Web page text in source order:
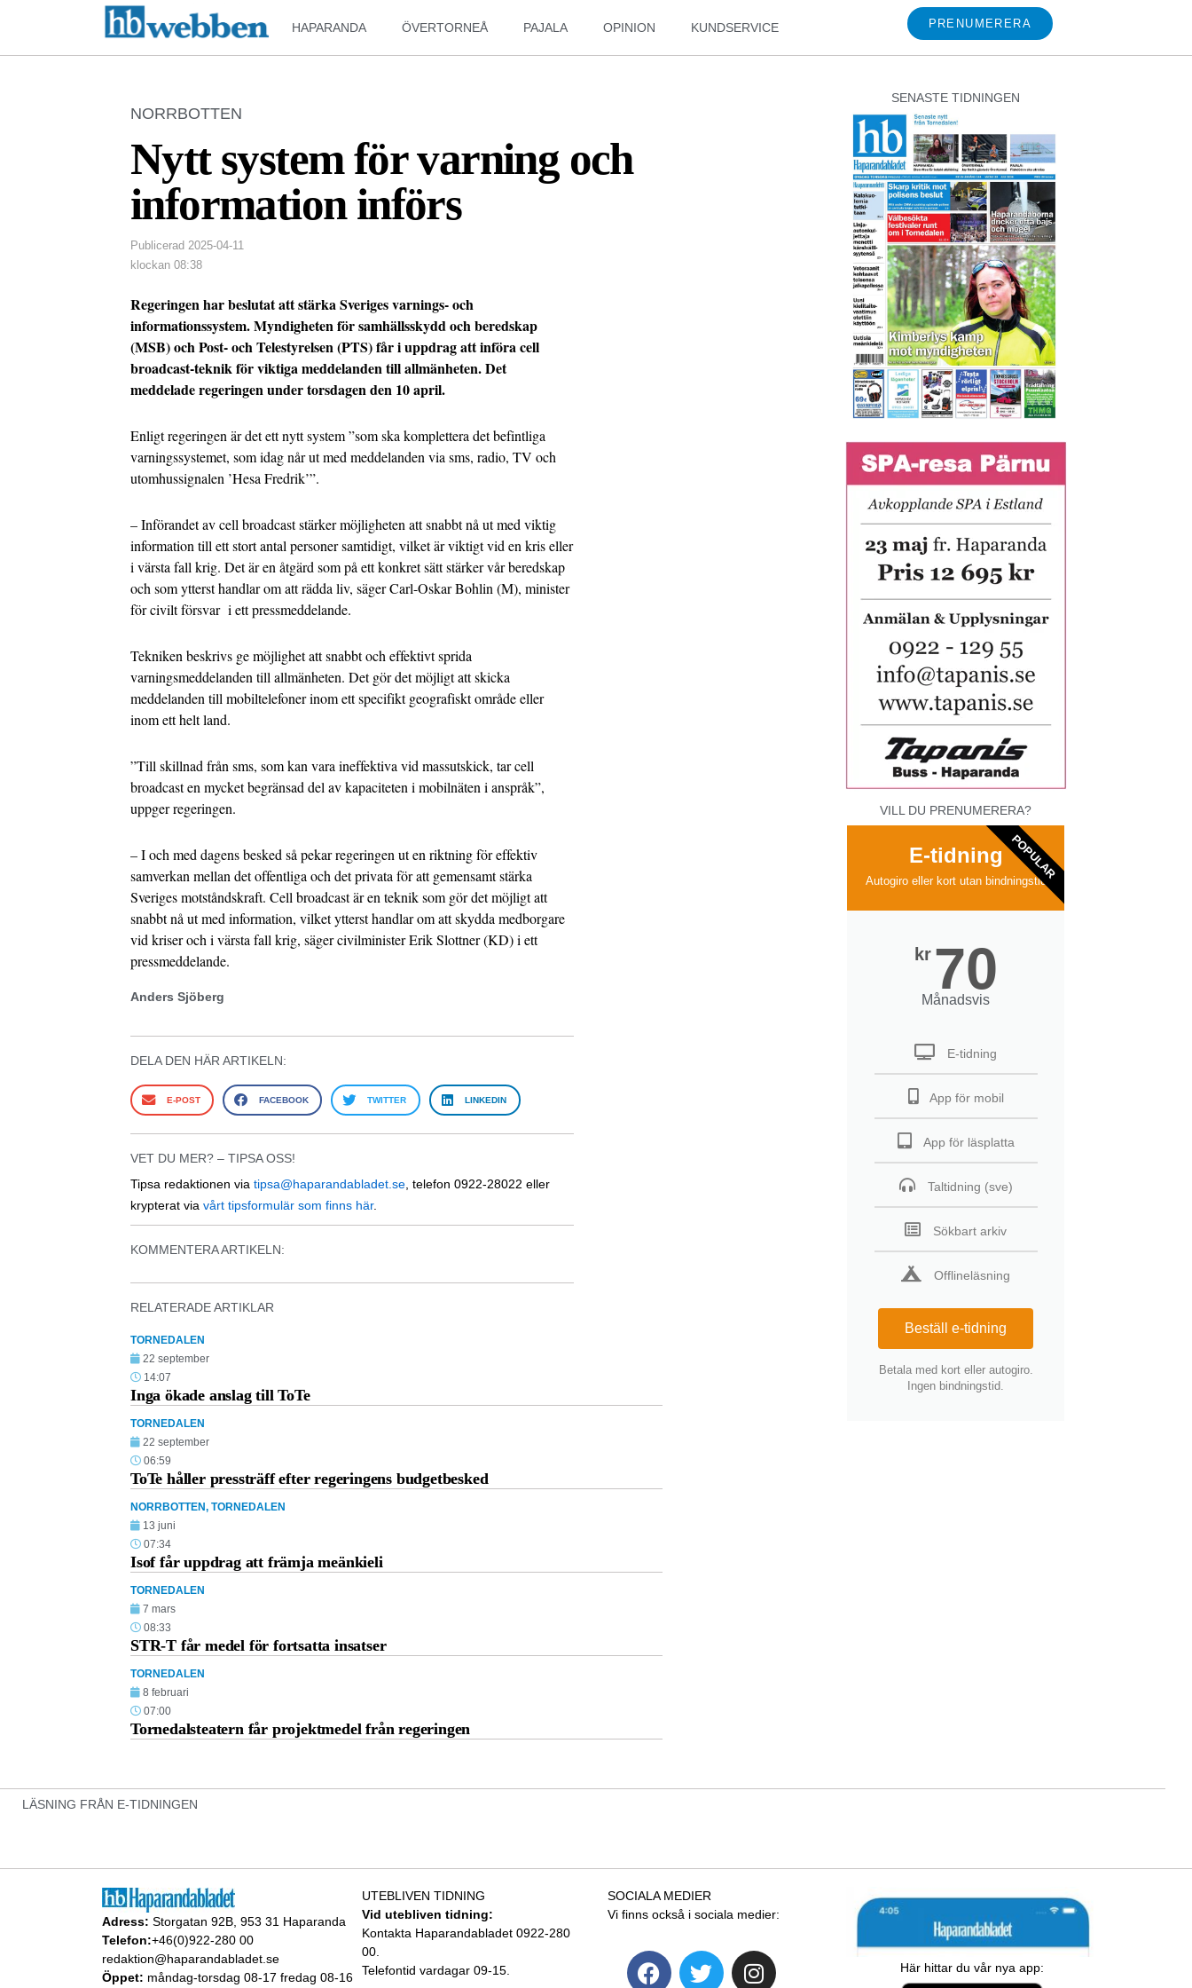
HAPARANDA ÖVERTORNEÅ PAJALA OPINION KUNDSERVICE PRENUMERERA
NORRBOTTEN
Nytt system för varning och
information införs
Publicerad 2025-04-11
klockan 08:38
Regeringen har beslutat att stärka Sveriges varnings- och
informationssystem. Myndigheten för samhällsskydd och beredskap
(MSB) och Post- och Telestyrelsen (PTS) får i uppdrag att införa cell
broadcast-teknik för viktiga meddelanden till allmänheten. Det
meddelade regeringen under torsdagen den 10 april.
Enligt regeringen är det ett nytt system ”som ska komplettera det befintliga
varningssystemet, som idag når ut med meddelanden via sms, radio, TV och
utomhussignalen ’Hesa Fredrik’”.
– Införandet av cell broadcast stärker möjligheten att snabbt nå ut med viktig
information till ett stort antal personer samtidigt, vilket är viktigt vid en kris eller
i värsta fall krig. Det är en åtgärd som på ett konkret sätt stärker vår beredskap
och som ytterst handlar om att rädda liv, säger Carl-Oskar Bohlin (M), minister
för civilt försvar i ett pressmeddelande.
Tekniken beskrivs ge möjlighet att snabbt och effektivt sprida
varningsmeddelanden till allmänheten. Det gör det möjligt att skicka
meddelanden till mobiltelefoner inom ett specifikt geografiskt område eller
inom ett helt land.
”Till skillnad från sms, som kan vara ineffektiva vid massutskick, tar cell
broadcast en mycket begränsad del av kapaciteten i mobilnäten i anspråk”,
uppger regeringen.
– I och med dagens besked så pekar regeringen ut en riktning för effektiv
samverkan mellan det offentliga och det privata för att gemensamt stärka
Sveriges motståndskraft. Cell broadcast är en teknik som gör det möjligt att
snabbt nå ut med information, vilket ytterst handlar om att skydda medborgare
vid kriser och i värsta fall krig, säger civilminister Erik Slottner (KD) i ett
pressmeddelande.
Anders Sjöberg
DELA DEN HÄR ARTIKELN:
E-POST FACEBOOK TWITTER LINKEDIN
VET DU MER? – TIPSA OSS!
Tipsa redaktionen via tipsa@haparandabladet.se , telefon 0922-28022 eller
krypterat via vårt tipsformulär som finns här.
KOMMENTERA ARTIKELN:
RELATERADE ARTIKLAR
TORNEDALEN
22 september
14:07
Inga ökade anslag till ToTe
TORNEDALEN
22 september
06:59
ToTe håller pressträff efter regeringens budgetbesked
NORRBOTTEN, TORNEDALEN
13 juni
07:34
Isof får uppdrag att främja meänkieli
TORNEDALEN
7 mars
08:33
STR-T får medel för fortsatta insatser
TORNEDALEN
8 februari
07:00
Tornedalsteatern får projektmedel från regeringen
SENASTE TIDNINGEN
VILL DU PRENUMERERA?
E-tidning
Autogiro eller kort utan bindningstid
kr 70
Månadsvis
E-tidning
App för mobil
App för läsplatta
Taltidning (sve)
Sökbart arkiv
Offlineläsning
Beställ e-tidning
Betala med kort eller autogiro.
Ingen bindningstid.
POPULAR
LÄSNING FRÅN E-TIDNINGEN
Adress: Storgatan 92B, 953 31 Haparanda
Telefon:+46(0)922-280 00
redaktion@haparandabladet.se
Öppet: måndag-torsdag 08-17 fredag 08-16
UTEBLIVEN TIDNING
Vid utebliven tidning:
Kontakta Haparandabladet 0922-280
00.
Telefontid vardagar 09-15.
SOCIALA MEDIER
Vi finns också i sociala medier:
Här hittar du vår nya app: